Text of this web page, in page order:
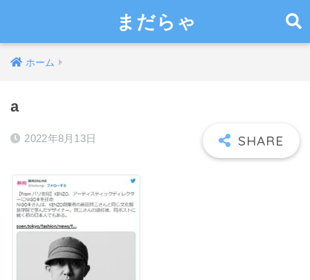
まだらゃ
ホーム
a
2022年8月13日